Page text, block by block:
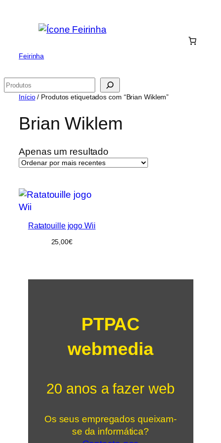
Feirinha
Pesquisar
Início/ Produtos etiquetados com “Brian Wiklem”
Brian Wiklem
Apenas um resultado
Ratatouille jogo Wii
25,00€
PTPAC
webmedia
20 anos a fazer web
Os seus empregados queixam-
se da informática?